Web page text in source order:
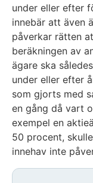
under eller efter
innebär att även
påverkar rätten
beräkningen av
ägare ska
under eller efter
som gjorts med
en gång då vart
exempel en
50 procent,
innehav inte